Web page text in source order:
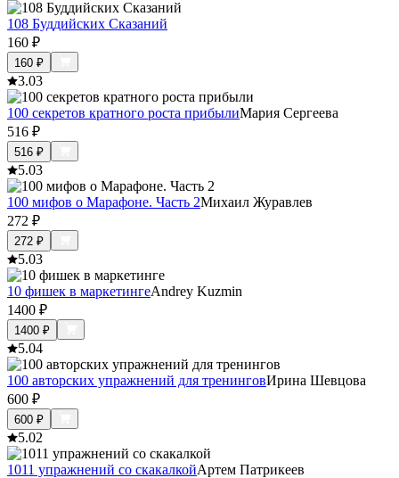
108 Буддийских Сказаний
160 ₽
160 ₽
3.03
100 секретов кратного роста прибылиМария Сергеева
516 ₽
516 ₽
5.03
100 мифов о Марафоне. Часть 2Михаил Журавлев
272 ₽
272 ₽
5.03
10 фишек в маркетингеAndrey Kuzmin
1400 ₽
1400 ₽
5.04
100 авторских упражнений для тренинговИрина Шевцова
600 ₽
600 ₽
5.02
1011 упражнений со скакалкойАртем Патрикеев